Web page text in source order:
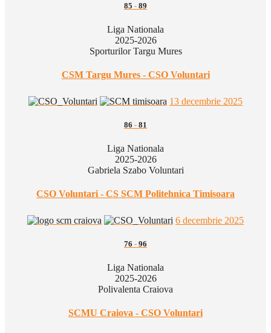
85 - 89
Liga Nationala
2025-2026
Sporturilor Targu Mures
CSM Targu Mures - CSO Voluntari
13 decembrie 2025
86 - 81
Liga Nationala
2025-2026
Gabriela Szabo Voluntari
CSO Voluntari - CS SCM Politehnica Timisoara
6 decembrie 2025
76 - 96
Liga Nationala
2025-2026
Polivalenta Craiova
SCMU Craiova - CSO Voluntari